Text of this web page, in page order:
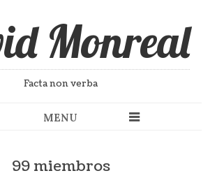
Monreal
Facta non verba
MENU
99 miembros